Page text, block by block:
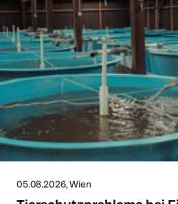
05.08.2026, Wien